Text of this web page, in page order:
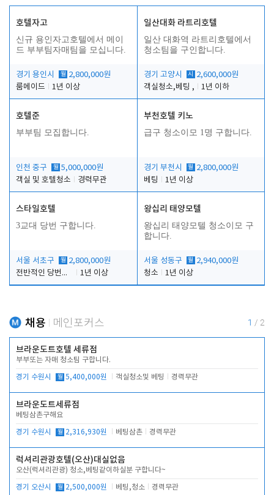
호텔자고
신규 용인자고호텔에서 메이
드 부부팀자매팀을 모십니다.
경기 용인시 월 2,800,000원
룸메이드
1년 이상
일산대화 라트리호텔
일산 대화역 라트리호텔에서
청소팀을 구인합니다.
경기 고양시 시
2,600,000원
객실청소,베팅 ,
1년 이하
호텔준
부부팀 모집합니다.
인천 중구 월 5,000,000원
객실 및 호텔청소
경력무관
부천호텔 키노
급구 청소이모 1명 구합니다.
경기 부천시 월 2,800,000원
베팅
1년 이상
스타일호텔
3교대 당번 구합니다.
서울 서초구 월 2,800,000원
전반적인 당번업무
1년 이상
왕십리 태양모텔
왕십리 태양모텔 청소이모 구
합니다.
서울 성동구 월 2,940,000원
청소
1년 이상
채용 메인포커스 1 / 2
브라운도트호텔 세류점
부부또는 자매 청소팀 구합니다.
경기 수원시 월 5,400,000원 객실청소및 베팅 경력무관
브라운도트세류점
베팅삼촌구해요
경기 수원시 월 2,316,930원 베팅삼촌 경력무관
럭셔리관광호텔(오산)대실없음
오산(럭셔리관광) 청소,베팅같이하실분 구합니다~
경기 오산시 월 2,500,000원 베팅,청소 경력무관